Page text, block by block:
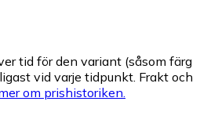
tid för den variant (såsom färg
vid varje tidpunkt. Frakt och
om prishistoriken.